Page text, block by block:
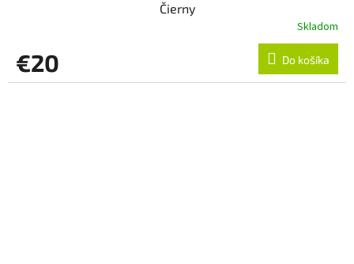
Čierny
Skladom
€20 Do košíka